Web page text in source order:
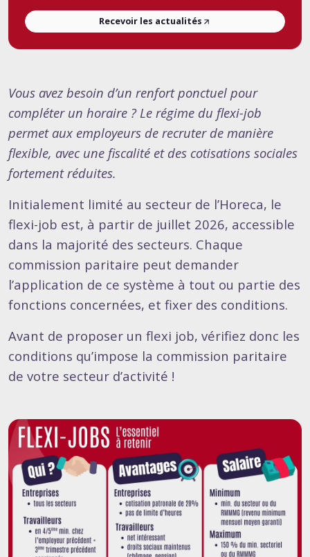
Recevoir les actualités
Vous avez besoin d’un renfort ponctuel pour
compléter un horaire ? Le régime du flexi-job
permet aux employeurs de recruter de manière
flexible, avec une fiscalité et des cotisations sociales
fortement réduites.
Initialement limité au secteur de l’Horeca, le
flexi-job est, à partir de juillet 2026, accessible
dans la majorité des secteurs. Chaque
commission paritaire peut demander
l’application de ce système à tout ou partie des
fonctions concernées, et fixer des conditions.
Avant de proposer un flexi job, vérifiez donc les
conditions qu’impose la commission paritaire
de votre secteur d’activité !